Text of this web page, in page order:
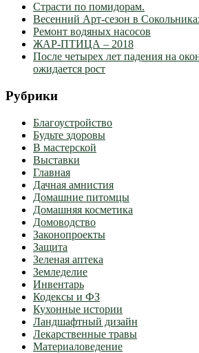
Страсти по помидорам.
Весенний Арт-сезон в
Ремонт водяных насосов
ЖАР-ПТИЦА – 2018
После четырех лет падения на
ожидается рост
Рубрики
Благоустройство
Будьте здоровы
В мастерской
Выставки
Главная
Дачная амнистия
Домашние питомцы
Домашняя косметика
Домоводство
Законопроекты
Защита
Зеленая аптека
Земледелие
Инвентарь
Кодексы и ФЗ
Кухонные истории
Ландшафтный дизайн
Лекарственные травы
Материаловедение